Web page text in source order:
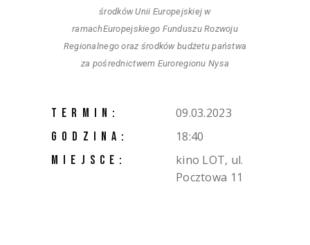
środków Unii Europejskiej w
ramachEuropejskiego Funduszu Rozwoju
Regionalnego oraz środków budżetu państwa
za pośrednictwem Euroregionu Nysa
TERMIN: 09.03.2023
GODZINA: 18:40
MIEJSCE:
kino LOT, ul.
Pocztowa 11